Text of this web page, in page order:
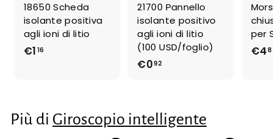
18650 Scheda
isolante positiva
agli ioni di litio
€1 16
6
21700 Pannello
isolante positivo
agli ioni di litio
(100 USD/foglio)
€092
9
2
per
€4
Più di Giroscopio intelligente